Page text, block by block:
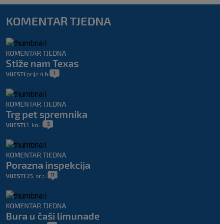
KOMENTAR TJEDNA
KOMENTAR TJEDNA
Stiže nam Texas
VIJESTI prije 4 h 1
KOMENTAR TJEDNA
Trg pet spremnika
VIJESTI 1. kol. 5
KOMENTAR TJEDNA
Porazna inspekcija
VIJESTI 25. srp. 11
KOMENTAR TJEDNA
Bura u čaši limunade